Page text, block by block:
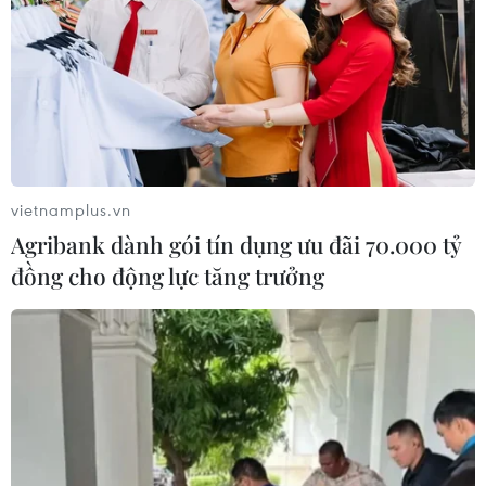
thấp nhất 21-24 độ C; cao nhất 29-32 độ C, có nơi
trên 33 độ C. Nam Bộ nhiệt độ thấp nhất 24-27
độ C; cao nhất 31-34 độ C./.
(TTXVN/Vietnam+)
vietnamplus.vn
Agribank dành gói tín dụng ưu đãi 70.000 tỷ
đồng cho động lực tăng trưởng